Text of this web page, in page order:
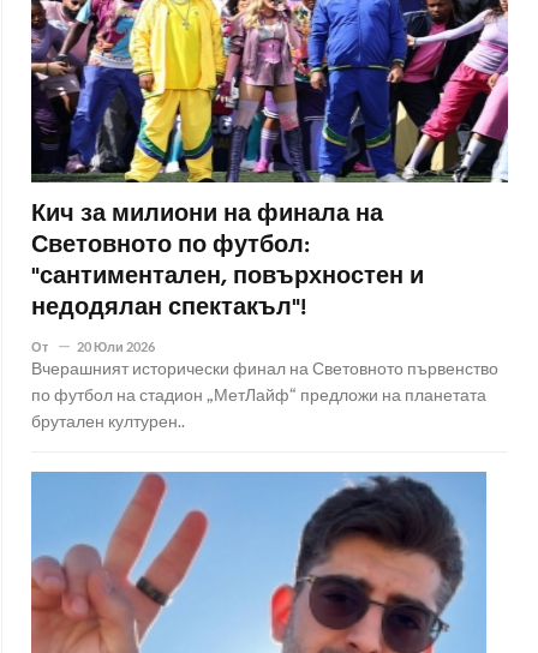
Кич за милиони на финала на
Световното по футбол:
"сантиментален, повърхностен и
недодялан спектакъл"!
От 20 Юли 2026
Вчерашният исторически финал на Световното първенство
по футбол на стадион „МетЛайф“ предложи на планетата
брутален културен..